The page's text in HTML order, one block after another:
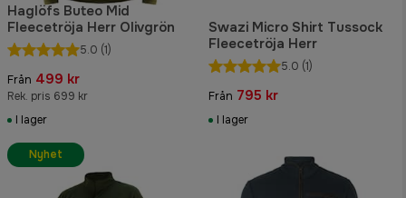
Haglöfs Buteo Mid
Fleecetröja Herr Olivgrön
5.0 (1)
Från 499 kr
Rek. pris 699 kr
I lager
Swazi Micro Shirt Tussock
Fleecetröja Herr
5.0 (1)
Från 795 kr
I lager
Nyhet